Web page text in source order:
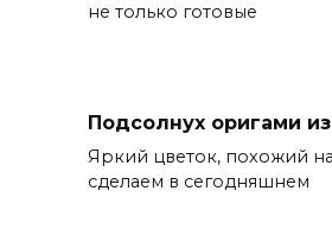
не только готовые
Подсолнух оригами
Яркий цветок, похожий
сделаем в сегодняшнем